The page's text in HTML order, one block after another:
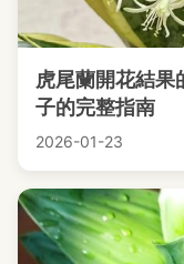
虎尾蘭開花結果
子的完整指南
2026-01-23